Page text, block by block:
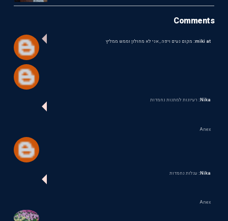
Comments
miki at: מקום נעים ויפה , אני לא מחולון וממש ממליץ
Nika: רעיונות למתנות נחמדות
Anex
Nika: עגלות נחמדות
Anex